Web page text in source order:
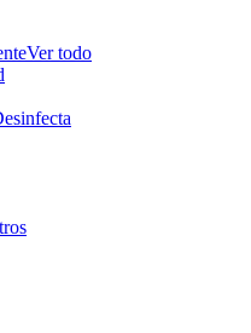
Ver todo